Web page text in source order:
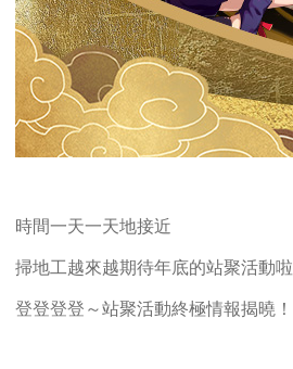
時間一天一天地接近
掃地工越來越期待年底的站聚活動啦
登登登登～站聚活動終極情報揭曉！